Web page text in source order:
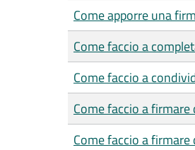
Come apporre una
Come faccio a
Come faccio a
Come faccio a
Come faccio a